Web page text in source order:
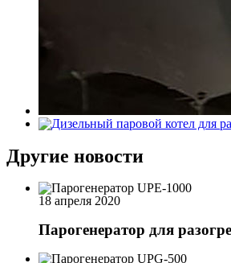
Другие новости
18 апреля 2020
Парогенератор для